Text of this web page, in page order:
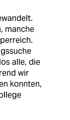
manche
alle, die
wir
konnten,